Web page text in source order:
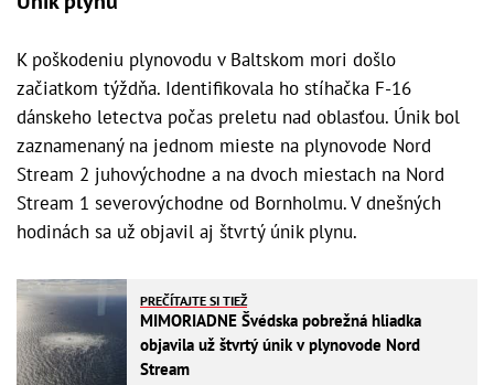
K poškodeniu plynovodu v Baltskom mori došlo
začiatkom týždňa. Identifikovala ho stíhačka F-16
dánskeho letectva počas preletu nad oblasťou. Únik bol
zaznamenaný na jednom mieste na plynovode Nord
Stream 2 juhovýchodne a na dvoch miestach na Nord
Stream 1 severovýchodne od Bornholmu. V dnešných
hodinách sa už objavil aj štvrtý únik plynu.
PREČÍTAJTE SI TIEŽ
MIMORIADNE Švédska pobrežná hliadka
objavila už štvrtý únik v plynovode Nord
Stream